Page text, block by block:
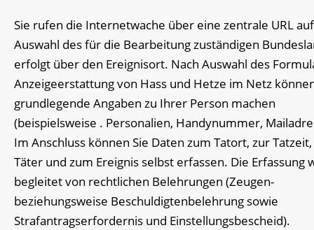
Sie rufen die Internetwache über eine zentrale URL
Auswahl des für die Bearbeitung zuständigen
erfolgt über den Ereignisort. Nach Auswahl des
Anzeigeerstattung von Hass und Hetze im Netz
grundlegende Angaben zu Ihrer Person machen
(beispielsweise . Personalien, Handynummer,
Im Anschluss können Sie Daten zum Tatort, zur
Täter und zum Ereignis selbst erfassen. Die Erfassung
begleitet von rechtlichen Belehrungen (Zeugen-
beziehungsweise Beschuldigtenbelehrung sowie
Strafantragserfordernis und Einstellungsbescheid).